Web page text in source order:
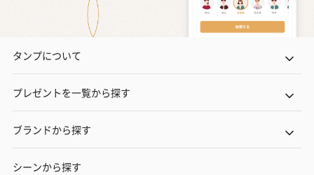
タンプについて
プレゼントを一覧から探す
ブランドから探す
シーンから探す